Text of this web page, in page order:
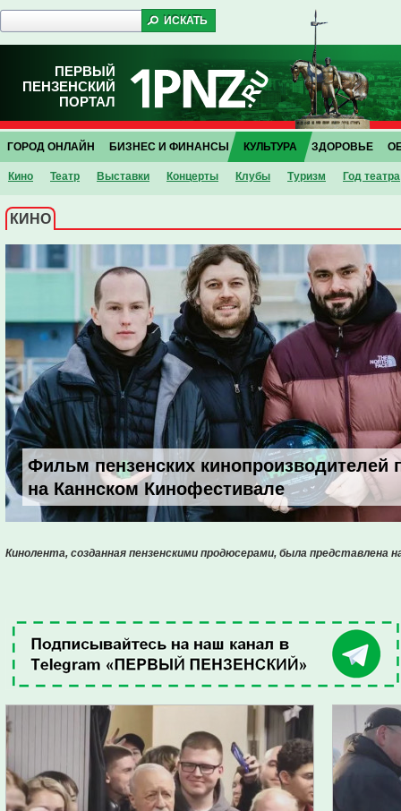
ПЕРВЫЙ
ПЕНЗЕНСКИЙ
ПОРТАЛ
ГОРОД ОНЛАЙН БИЗНЕС И ФИНАНСЫ КУЛЬТУРА
Кино Театр Выставки Концерты Клубы Туризм Год театра
ЗДОРОВЬЕ
КИНО
Фильм пензенских кинопроизводителей
на Каннском Кинофестивале
Кинолента, созданная пензенскими продюсерами, была представлена